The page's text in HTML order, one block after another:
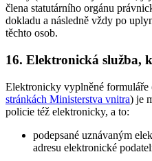
člena statutárního orgánu
dokladu a následně vždy po
těchto osob.
16. Elektronická služba,
Elektronicky vyplněné formuláře
stránkách Ministerstva vnitra) je
policie též elektronicky, a to:
podepsané uznávaným
adresu elektronické